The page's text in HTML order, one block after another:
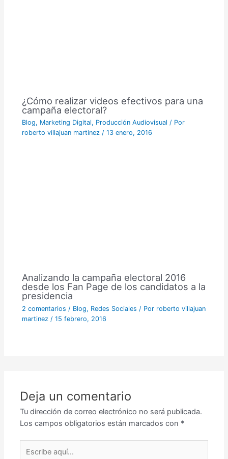
¿Cómo realizar videos efectivos para una
campaña electoral?
Blog, Marketing Digital, Producción Audiovisual / Por
roberto villajuan martinez / 13 enero, 2016
Analizando la campaña electoral 2016
desde los Fan Page de los candidatos a la
presidencia
2 comentarios / Blog, Redes Sociales / Por roberto villajuan
martinez / 15 febrero, 2016
Deja un comentario
Tu dirección de correo electrónico no será publicada.
Los campos obligatorios están marcados con *
aquí...